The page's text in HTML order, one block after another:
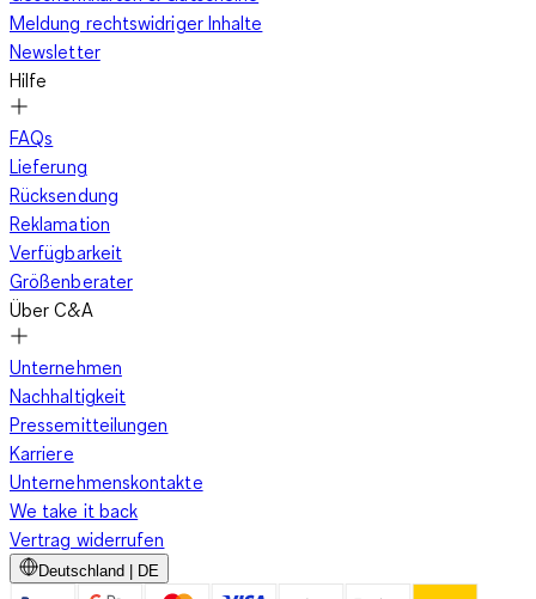
Meldung rechtswidriger Inhalte
Newsletter
Hilfe
FAQs
Lieferung
Rücksendung
Reklamation
Verfügbarkeit
Größenberater
Über C&A
Unternehmen
Nachhaltigkeit
Pressemitteilungen
Karriere
Unternehmenskontakte
We take it back
Vertrag widerrufen
Deutschland | DE